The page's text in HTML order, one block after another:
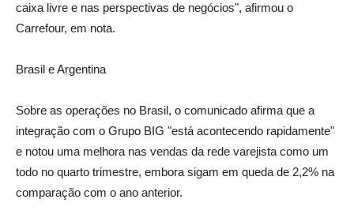
caixa livre e nas perspectivas de negócios", afirmou o
Carrefour, em nota.
Brasil e Argentina
Sobre as operações no Brasil, o comunicado afirma que a
integração com o Grupo BIG "está acontecendo rapidamente"
e notou uma melhora nas vendas da rede varejista como um
todo no quarto trimestre, embora sigam em queda de 2,2% na
comparação com o ano anterior.